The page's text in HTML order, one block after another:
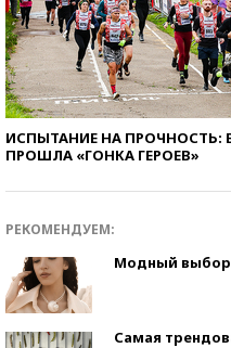
ИСПЫТАНИЕ НА ПРОЧНОСТЬ:
ПРОШЛА «ГОНКА ГЕРОЕВ»
РЕКОМЕНДУЕМ:
Модный выбор:
Самая